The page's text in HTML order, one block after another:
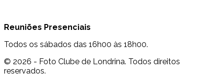
Reuniões Presenciais
Todos os sábados das 16h00 às 18h00.
© 2026 - Foto Clube de Londrina. Todos direitos
reservados.